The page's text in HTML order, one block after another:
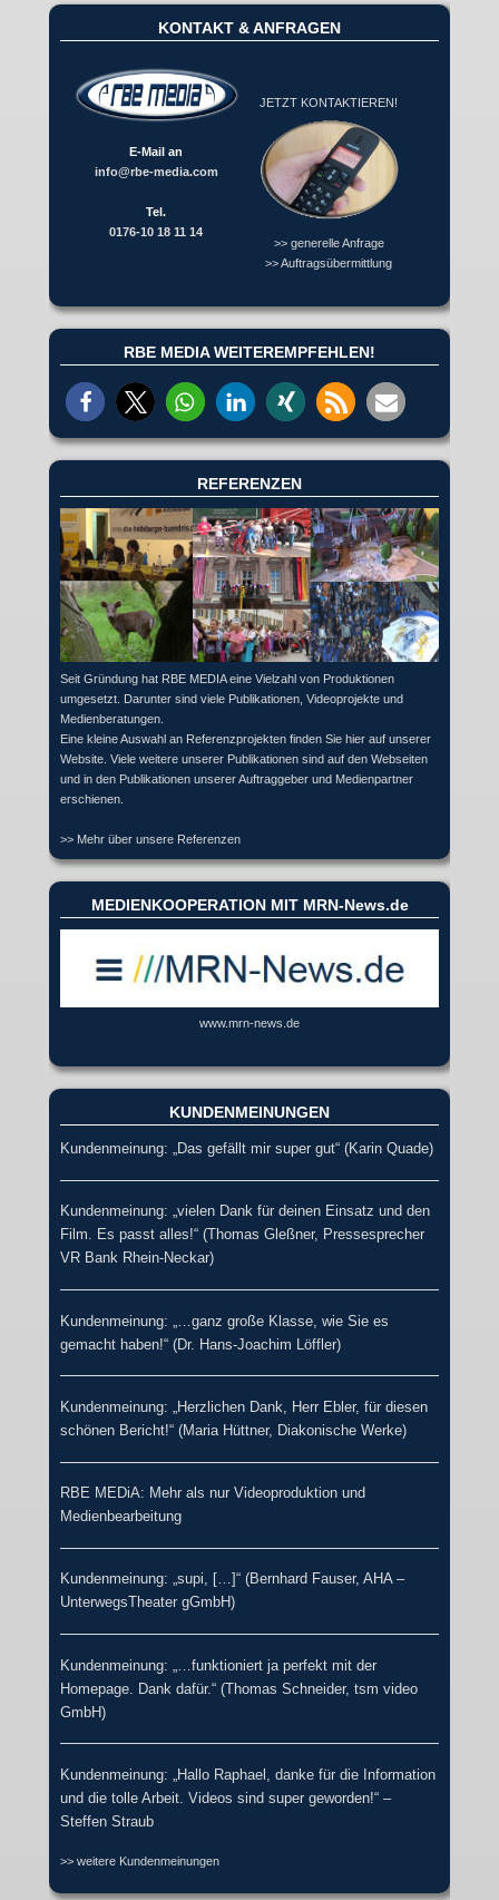
KONTAKT & ANFRAGEN
E-Mail an
info@rbe-media.com
Tel.
0176-10 18 11 14
JETZT KONTAKTIEREN!
>> generelle Anfrage
>> Auftragsübermittlung
RBE MEDIA WEITEREMPFEHLEN!
REFERENZEN
Seit Gründung hat RBE MEDIA eine Vielzahl von Produktionen
umgesetzt. Darunter sind viele Publikationen, Videoprojekte und
Medienberatungen.
Eine kleine Auswahl an Referenzprojekten finden Sie hier auf unserer
Website. Viele weitere unserer Publikationen sind auf den Webseiten
und in den Publikationen unserer Auftraggeber und Medienpartner
erschienen.
>> Mehr über unsere Referenzen
MEDIENKOOPERATION MIT MRN-News.de
www.mrn-news.de
KUNDENMEINUNGEN
Kundenmeinung: „Das gefällt mir super gut“ (Karin Quade)
Kundenmeinung: „vielen Dank für deinen Einsatz und den
Film. Es passt alles!“ (Thomas Gleßner, Pressesprecher
VR Bank Rhein-Neckar)
Kundenmeinung: „…ganz große Klasse, wie Sie es
gemacht haben!“ (Dr. Hans-Joachim Löffler)
Kundenmeinung: „Herzlichen Dank, Herr Ebler, für diesen
schönen Bericht!“ (Maria Hüttner, Diakonische Werke)
RBE MEDiA: Mehr als nur Videoproduktion und
Medienbearbeitung
Kundenmeinung: „supi, […]“ (Bernhard Fauser, AHA –
UnterwegsTheater gGmbH)
Kundenmeinung: „…funktioniert ja perfekt mit der
Homepage. Dank dafür.“ (Thomas Schneider, tsm video
GmbH)
Kundenmeinung: „Hallo Raphael, danke für die Information
und die tolle Arbeit. Videos sind super geworden!“ –
Steffen Straub
>> weitere Kundenmeinungen